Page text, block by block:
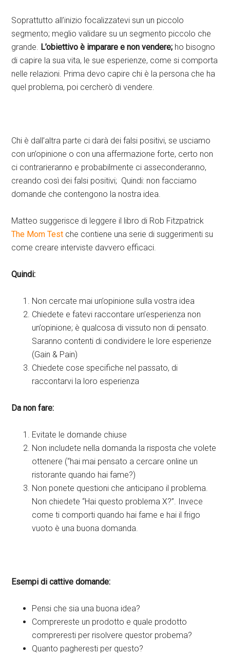
Soprattutto all’inizio focalizzatevi sun un piccolo
segmento; meglio validare su un segmento piccolo che
grande. L’obiettivo è imparare e non vendere; ho bisogno
di capire la sua vita, le sue esperienze, come si comporta
nelle relazioni. Prima devo capire chi è la persona che ha
quel problema, poi cercherò di vendere.
Chi è dall’altra parte ci darà dei falsi positivi, se usciamo
con un’opinione o con una affermazione forte, certo non
ci contrarieranno e probabilmente ci asseconderanno,
creando così dei falsi positivi; Quindi: non facciamo
domande che contengono la nostra idea.
Matteo suggerisce di leggere il libro di Rob Fitzpatrick
The Mom Test che contiene una serie di suggerimenti su
come creare interviste davvero efficaci.
Quindi:
Non cercate mai un’opinione sulla vostra idea
Chiedete e fatevi raccontare un’esperienza non
un’opinione; è qualcosa di vissuto non di pensato.
Saranno contenti di condividere le lore esperienze
(Gain & Pain)
Chiedete cose specifiche nel passato, di
raccontarvi la loro esperienza
Da non fare:
Evitate le domande chiuse
Non includete nella domanda la risposta che volete
ottenere (“hai mai pensato a cercare online un
ristorante quando hai fame?)
Non ponete questioni che anticipano il problema.
Non chiedete “Hai questo problema X?”. Invece
come ti comporti quando hai fame e hai il frigo
vuoto è una buona domanda.
Esempi di cattive domande:
Pensi che sia una buona idea?
Comprereste un prodotto e quale prodotto
compreresti per risolvere questor probema?
Quanto pagheresti per questo?